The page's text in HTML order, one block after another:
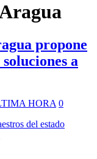
propone
a
HORA 0